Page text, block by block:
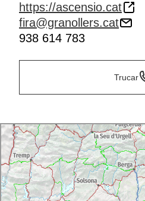
https://ascensio.cat
fira@granollers.cat
938 614 783
Trucar